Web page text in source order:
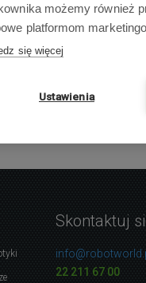
Skontaktuj
22 211 67 00
możemy również
platformom
się więcej
Ustawienia